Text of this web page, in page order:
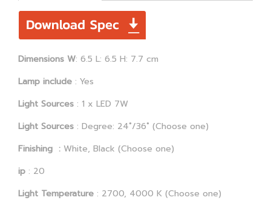
Dimensions W: 6.5 L: 6.5 H: 7.7 cm
Lamp include : Yes
Light Sources : 1 x LED 7W
Light Sources : Degree: 24˚/36˚ (Choose one)
Finishing : White, Black (Choose one)
ip : 20
Light Temperature : 2700, 4000 K (Choose one)